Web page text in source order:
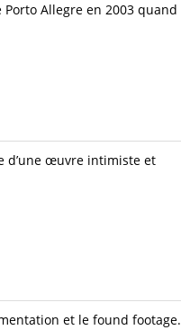
Allegre en 2003 quand
d’une œuvre intimiste et
et le found footage.